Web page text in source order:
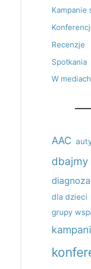
Kampanie
Recenzje
Spotkania
W mediach
AAC
dbajmy
diagnoza
dla dzieci
grupy